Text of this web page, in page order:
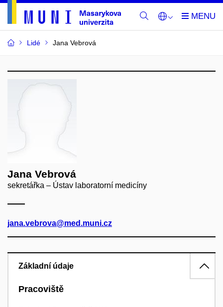
Lidé Jana Vebrová
Jana Vebrová
sekretářka – Ústav laboratorní medicíny
jana.vebrova@med.muni.cz
Základní údaje
Pracoviště